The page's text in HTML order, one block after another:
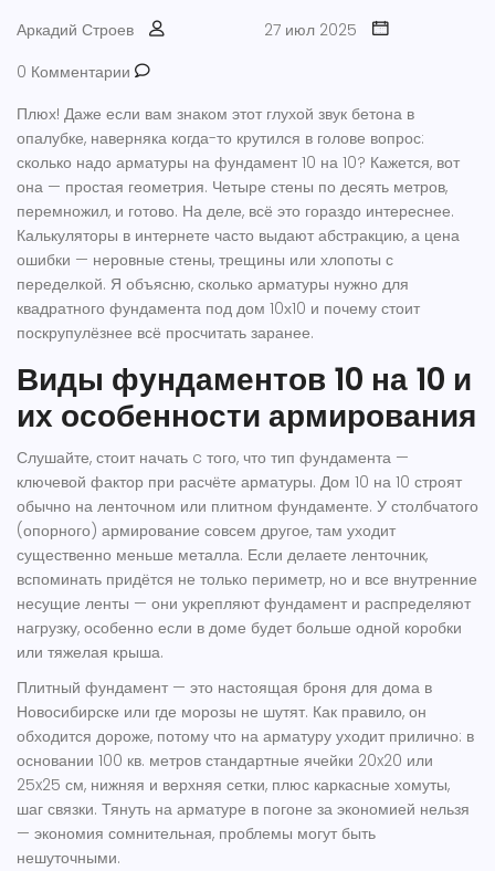
Аркадий Строев
27 июл 2025
0 Комментарии
Плюх! Даже если вам знаком этот глухой звук бетона в
опалубке, наверняка когда-то крутился в голове вопрос:
сколько надо арматуры на фундамент 10 на 10? Кажется, вот
она — простая геометрия. Четыре стены по десять метров,
перемножил, и готово. На деле, всё это гораздо интереснее.
Калькуляторы в интернете часто выдают абстракцию, а цена
ошибки — неровные стены, трещины или хлопоты с
переделкой. Я объясню, сколько арматуры нужно для
квадратного фундамента под дом 10х10 и почему стоит
поскрупулёзнее всё просчитать заранее.
Виды фундаментов 10 на 10 и
их особенности армирования
Слушайте, стоит начать c того, что тип фундамента —
ключевой фактор при расчёте арматуры. Дом 10 на 10 строят
обычно на ленточном или плитном фундаменте. У столбчатого
(опорного) армирование совсем другое, там уходит
существенно меньше металла. Если делаете ленточник,
вспоминать придётся не только периметр, но и все внутренние
несущие ленты — они укрепляют фундамент и распределяют
нагрузку, особенно если в доме будет больше одной коробки
или тяжелая крыша.
Плитный фундамент — это настоящая броня для дома в
Новосибирске или где морозы не шутят. Как правило, он
обходится дороже, потому что на арматуру уходит прилично: в
основании 100 кв. метров стандартные ячейки 20x20 или
25x25 см, нижняя и верхняя сетки, плюс каркасные хомуты,
шаг связки. Тянуть на арматуре в погоне за экономией нельзя
— экономия сомнительная, проблемы могут быть
нешуточными.